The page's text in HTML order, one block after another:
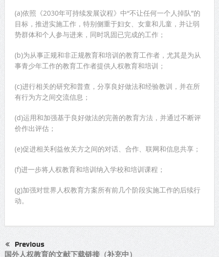
(a)依照《2030年可持续发展议程》中“不让任何一个人掉队”的
目标，推进实施工作，特别侧重于妇女、女童和儿童，并让弱
势群体和个人参与进来，同时巩固已完成的工作；
(b)为从事正规和非正规教育和培训的教育工作者，尤其是为从
事青少年工作的教育工作者提供人权教育和培训；
(c)进行相关的研究和普查，分享良好做法和经验教训，并在所
有行为方之间交流信息；
(d)运用和加强基于良好做法的完善的教育方法，并通过不断评
价作出评估；
(e)促进相关利益攸关方之间的对话、合作、联网和信息共享；
(f)进一步将人权教育和培训纳入学校和培训课程；
(g)加强对世界人权教育方案所有前几个阶段实施工作的后续行
动。
Previous
国外人权教育的文献下载链接（补充中）